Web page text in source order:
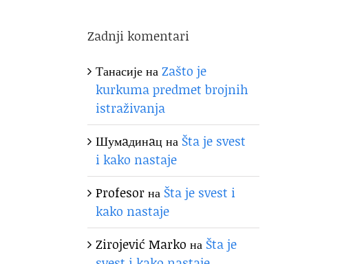
Zadnji komentari
ТанасијенаZašto je
kurkuma predmet brojnih
istraživanja
Шумaдинaцна Šta je svest
i kako nastaje
Profesorна Šta je svest i
kako nastaje
Zirojević Marko на Šta je